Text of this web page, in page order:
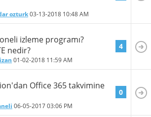
ozturk03-13-2018 10:48 AM
izleme programı?
nedir?
01-02-2018 11:59 AM
4
Office 365 takvimine
06-05-201703:06 PM
0